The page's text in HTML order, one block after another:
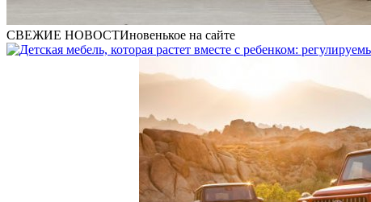
СВЕЖИЕ НОВОСТИновенькое на сайте